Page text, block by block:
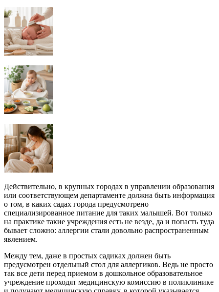
Действительно, в крупных городах в управлении образования
или соответствующем департаменте должна быть информация
о том, в каких садах города предусмотрено
специализированное питание для таких малышей. Вот только
на практике такие учреждения есть не везде, да и попасть туда
бывает сложно: аллергии стали довольно распространенным
явлением.
Между тем, даже в простых садиках должен быть
предусмотрен отдельный стол для аллергиков. Ведь не просто
так все дети перед приемом в дошкольное образовательное
учреждение проходят медицинскую комиссию в поликлинике